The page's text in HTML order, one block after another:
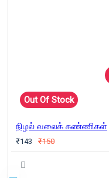
Out Of Stock
நிழல் வலைக் கண்ணிகள்
₹143 ₹150